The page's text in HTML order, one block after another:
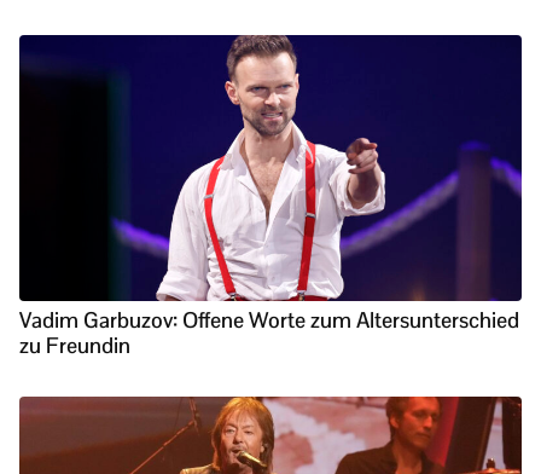
Vadim Garbuzov: Offene Worte zum Altersunterschied
zu Freundin